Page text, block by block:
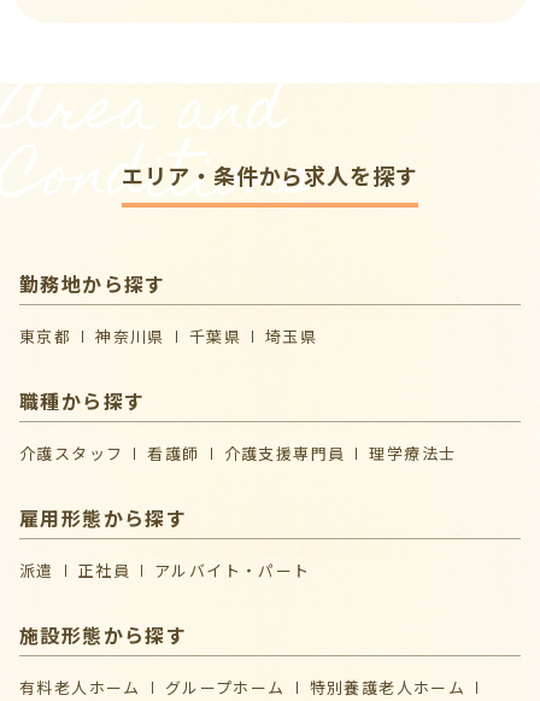
Area and
Conditions
エリア・条件から求人を探す
勤務地から探す
東京都 神奈川県 千葉県 埼玉県
職種から探す
介護スタッフ 看護師 介護支援専門員 理学療法士
雇用形態から探す
派遣 正社員 アルバイト・パート
施設形態から探す
有料老人ホーム グループホーム
特別養護老人ホーム